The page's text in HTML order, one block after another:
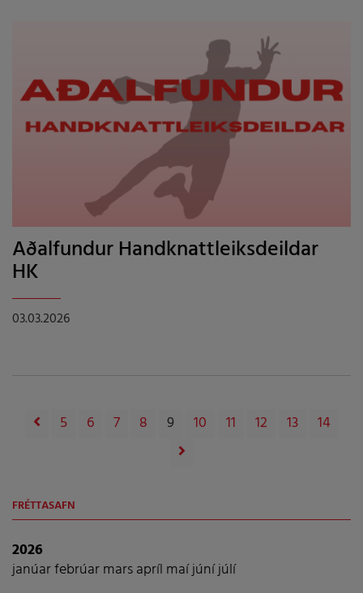
Aðalfundur Handknattleiksdeildar
HK
03.03.2026
5 6 7 8 9 10 11 12 13 14
FRÉTTASAFN
2026
janúarfebrúarmarsapríl maíjúníjúlí